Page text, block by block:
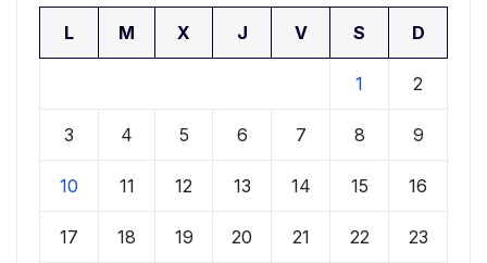
L M X J V S D
1 2
3 4 5 6 7 8 9
10 11 12 13 14 15 16
17 18 19 20 21 22 23